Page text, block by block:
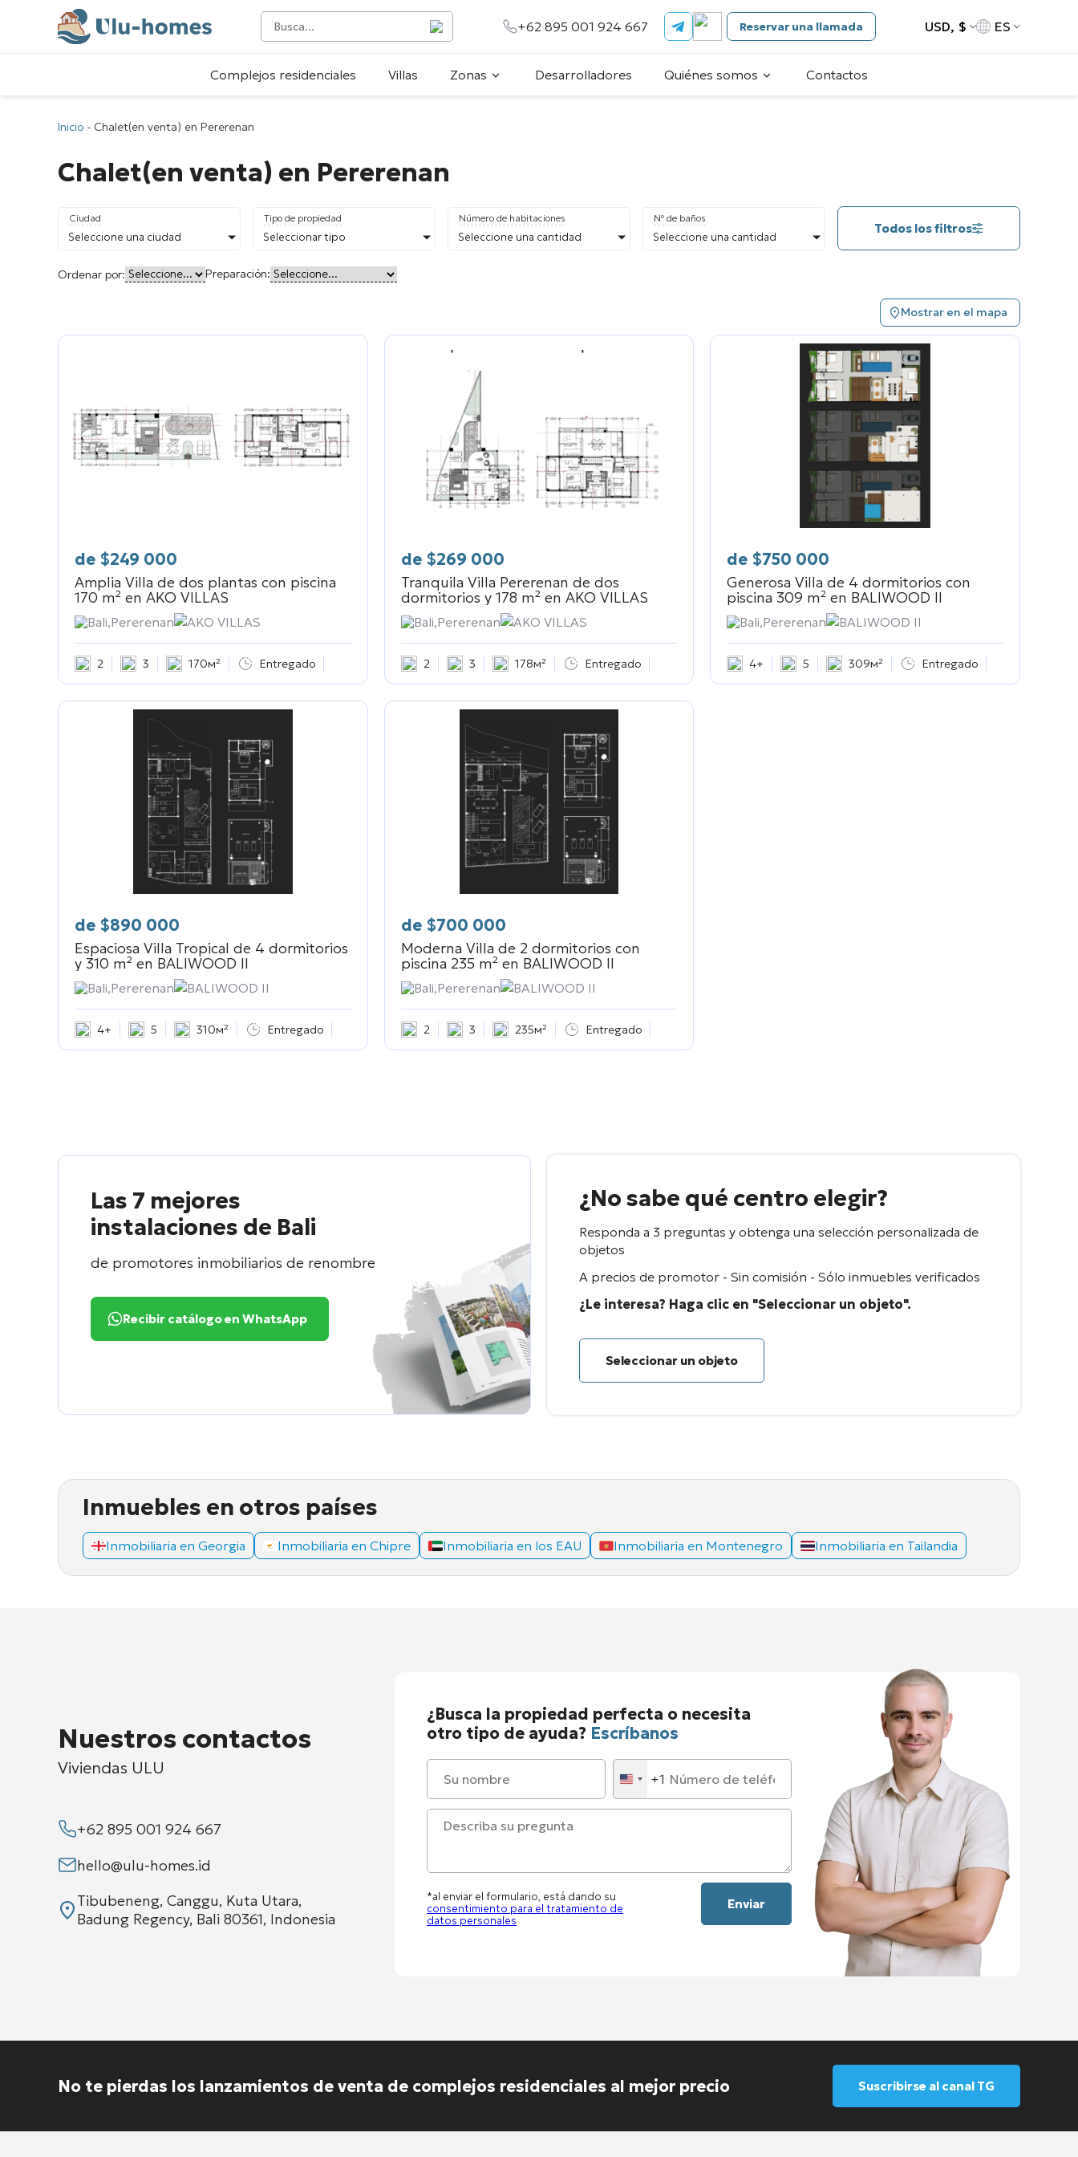
+62 895 001 924 667 Reservar una llamada USD, $ ES
Complejos residenciales Villas Zonas Desarrolladores Quiénes somos Contactos
Inicio - Chalet(en venta) en Pererenan
Chalet(en venta) en Pererenan
Ciudad
Seleccione una ciudad
Tipo de propiedad
Seleccionar tipo
Número de habitaciones
Seleccione una cantidad
Nº de baños
Seleccione una cantidad
Todos los filtros
Ordenar por: Preparación:
Mostrar en el mapa
de $249 000
Amplia Villa de dos plantas con piscina
170 m² en AKO VILLAS
Bali,Pererenan AKO VILLAS
2 3 170м² Entregado
de $269 000
Tranquila Villa Pererenan de dos
dormitorios y 178 m² en AKO VILLAS
Bali,Pererenan AKO VILLAS
2 3 178м² Entregado
de $750 000
Generosa Villa de 4 dormitorios con
piscina 309 m² en BALIWOOD II
Bali,Pererenan BALIWOOD II
4+ 5 309м² Entregado
de $890 000
Espaciosa Villa Tropical de 4 dormitorios
y 310 m² en BALIWOOD II
Bali,Pererenan BALIWOOD II
4+ 5 310м² Entregado
de $700 000
Moderna Villa de 2 dormitorios con
piscina 235 m² en BALIWOOD II
Bali,Pererenan BALIWOOD II
2 3 235м² Entregado
Las 7 mejores
instalaciones de Bali
de promotores inmobiliarios de renombre
Recibir catálogo en WhatsApp
¿No sabe qué centro elegir?
Responda a 3 preguntas y obtenga una selección personalizada de
objetos
A precios de promotor - Sin comisión - Sólo inmuebles verificados
¿Le interesa? Haga clic en "Seleccionar un objeto".
Seleccionar un objeto
Inmuebles en otros países
Inmobiliaria en Georgia Inmobiliaria en Chipre Inmobiliaria en los EAU Inmobiliaria en Montenegro Inmobiliaria en Tailandia
Nuestros contactos
Viviendas ULU
+62 895 001 924 667
hello@ulu-homes.id
Tibubeneng, Canggu, Kuta Utara,
Badung Regency, Bali 80361, Indonesia
¿Busca la propiedad perfecta o necesita
otro tipo de ayuda? Escríbanos
United
States
+1
*al enviar el formulario, está dando su
consentimiento para el tratamiento de
datos personales
No te pierdas los lanzamientos de venta de complejos residenciales al mejor precio Suscribirse al canal TG